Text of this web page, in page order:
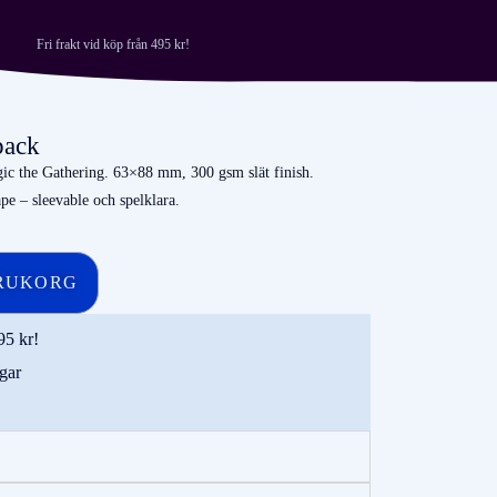
Fri frakt vid köp från 495 kr!
the Gathering. 63×88 mm, 300 gsm slät finish.
– sleevable och spelklara.
kr!